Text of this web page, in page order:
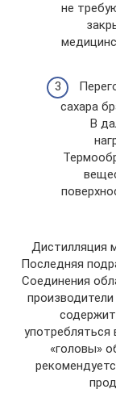
не
сахара
В
Дистилляция
Последняя
Соединения
употребляться
«головы»